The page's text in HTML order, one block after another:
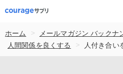
ホーム > メールマガジン バックナ
人間関係を良くする
> 人付き合い